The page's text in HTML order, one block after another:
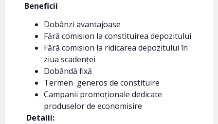
Beneficii
Dobânzi avantajoase
Fără comision la constituirea depozitului
Fără comision la ridicarea depozitului în
ziua scadenței
Dobândă fixă
Termen generos de constituire
Campanii promoționale dedicate
produselor de economisire
Detalii: